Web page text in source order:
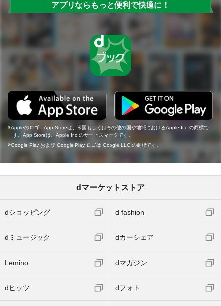
アプリならもっと便利で快適に！
Appleのロゴ、App Storeは、米国もしくはその他の国や地域におけるApple Inc.の商標で
す。App Storeは、Apple Inc.のサービスマークです。
Google Play および Google Play ロゴは Google LLC の商標です。
dマーケットストア
dショッピング d fashion
dミュージック dカーシェア
Lemino dマガジン
dヒッツ dフォト